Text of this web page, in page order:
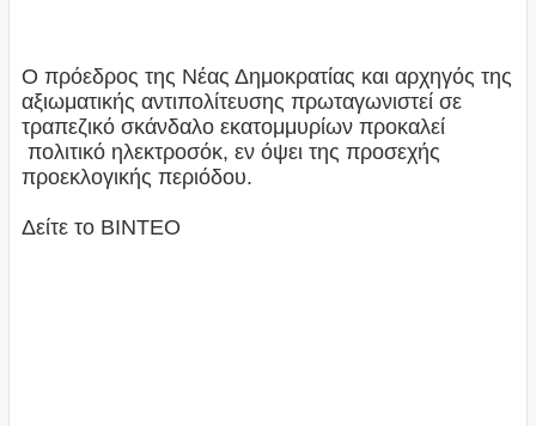
Ο πρόεδρος της Νέας Δημοκρατίας και αρχηγός της
αξιωματικής αντιπολίτευσης πρωταγωνιστεί σε
τραπεζικό σκάνδαλο εκατομμυρίων προκαλεί
πολιτικό ηλεκτροσόκ, εν όψει της προσεχής
προεκλογικής περιόδου.
Δείτε το ΒΙΝΤΕΟ